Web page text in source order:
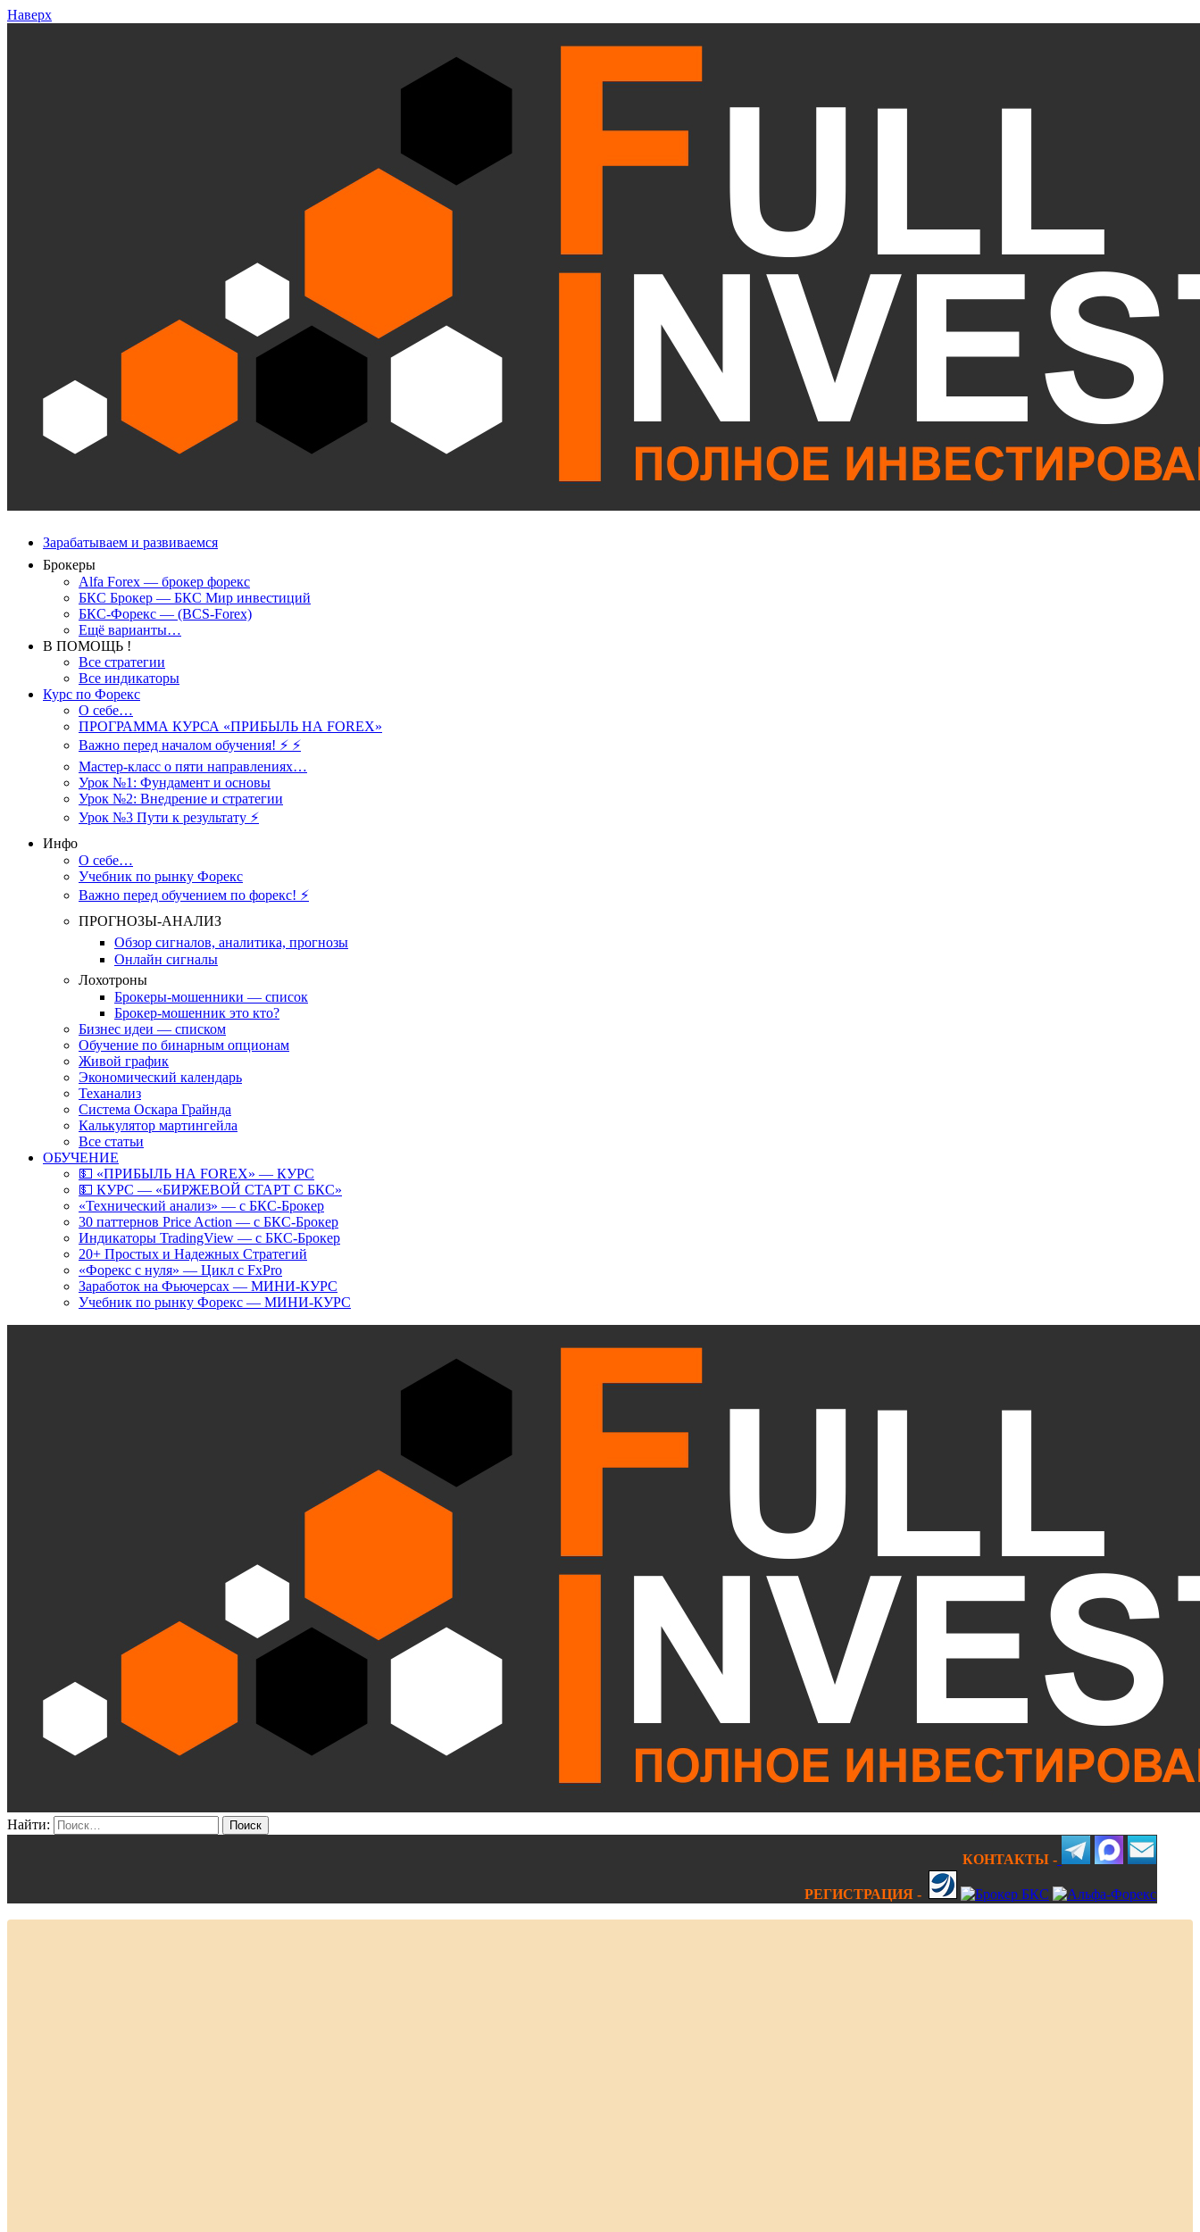
Наверх
Зарабатываем и развиваемся
Брокеры
Alfa Forex — брокер форекс
БКС Брокер — БКС Мир инвестиций
БКС-Форекс — (BCS-Forex)
Ещё варианты…
В ПОМОЩЬ !
Все стратегии
Все индикаторы
Курс по Форекс
О себе…
ПРОГРАММА КУРСА «ПРИБЫЛЬ НА FOREX»
Важно перед началом обучения! ⚡ ⚡
Мастер-класс о пяти направлениях…
Урок №1: Фундамент и основы
Урок №2: Внедрение и стратегии
Урок №3 Пути к результату ⚡️
Инфо
О себе…
Учебник по рынку Форекс
Важно перед обучением по форекс! ⚡
ПРОГНОЗЫ-АНАЛИЗ
Обзор сигналов, аналитика, прогнозы
Онлайн сигналы
Лохотроны
Брокеры-мошенники — список
Брокер-мошенник это кто?
Бизнес идеи — списком
Обучение по бинарным опционам
Живой график
Экономический календарь
Теханализ
Система Оскара Грайнда
Калькулятор мартингейла
Все статьи
ОБУЧЕНИЕ
💵 «ПРИБЫЛЬ НА FOREX» — КУРС
💵 КУРС — «БИРЖЕВОЙ СТАРТ С БКС»
«Технический анализ» — с БКС-Брокер
30 паттернов Price Action — с БКС-Брокер
Индикаторы TradingView — с БКС-Брокер
20+ Простых и Надежных Стратегий
«Форекс с нуля» — Цикл с FxPro
Заработок на Фьючерсах — МИНИ-КУРС
Учебник по рынку Форекс — МИНИ-КУРС
Найти:
КОНТАКТЫ -
РЕГИСТРАЦИЯ -